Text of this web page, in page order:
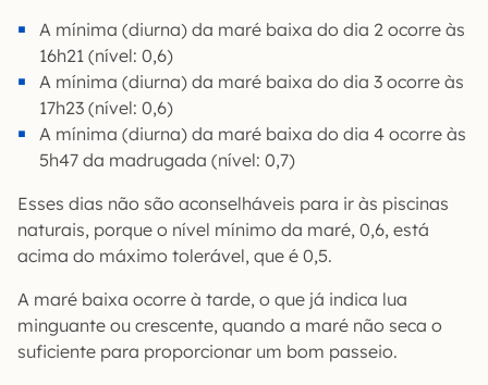
A mínima (diurna) da maré baixa do dia 2 ocorre às
16h21 (nível: 0,6)
A mínima (diurna) da maré baixa do dia 3 ocorre às
17h23 (nível: 0,6)
A mínima (diurna) da maré baixa do dia 4 ocorre às
5h47 da madrugada (nível: 0,7)
Esses dias não são aconselháveis para ir às piscinas
naturais, porque o nível mínimo da maré, 0,6, está
acima do máximo tolerável, que é 0,5.
A maré baixa ocorre à tarde, o que já indica lua
minguante ou crescente, quando a maré não seca o
suficiente para proporcionar um bom passeio.